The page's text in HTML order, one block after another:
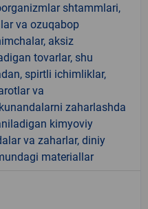
shtammlari,
va ozuqabop
aksiz
tovarlar, shu
spirtli ichimliklar,
va
zaharlashda
kimyoviy
va zaharlar, diniy
materiallar